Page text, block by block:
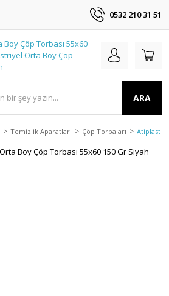
0532 210 31 51
ARA
Temizlik Aparatları Çöp Torbaları Atiplast